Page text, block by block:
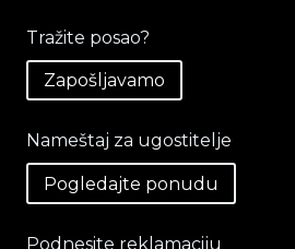
Tražite posao?
Zapošljavamo
Nameštaj za ugostitelje
Pogledajte ponudu
Podnesite reklamaciju